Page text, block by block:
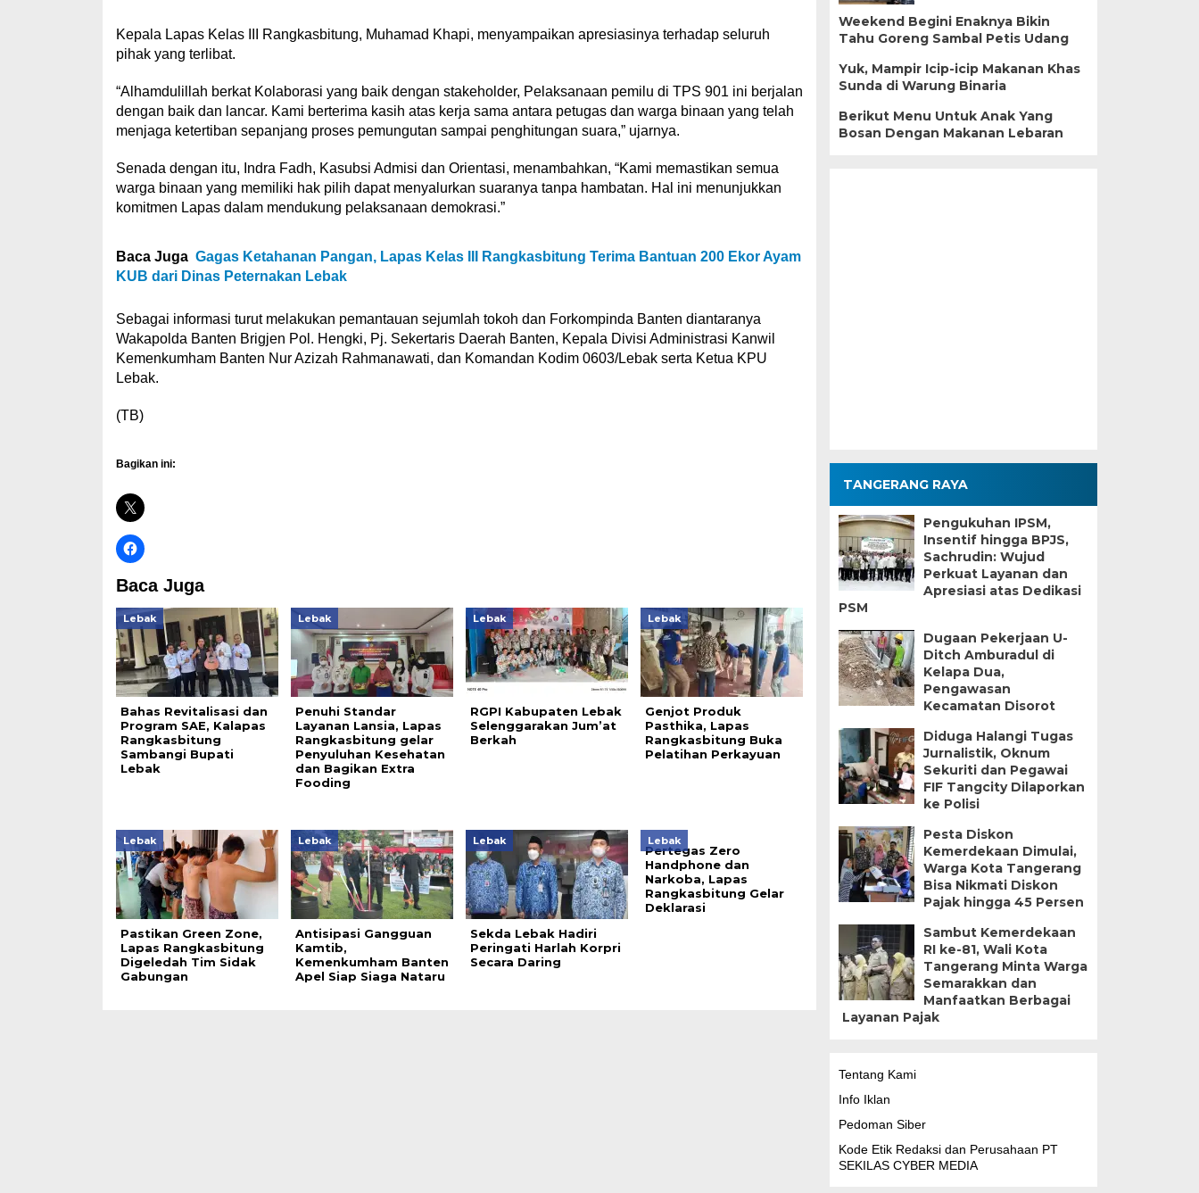
Kepala Lapas Kelas III Rangkasbitung, Muhamad Khapi, menyampaikan apresiasinya terhadap seluruh
pihak yang terlibat.
“Alhamdulillah berkat Kolaborasi yang baik dengan stakeholder, Pelaksanaan pemilu di TPS 901 ini berjalan
dengan baik dan lancar. Kami berterima kasih atas kerja sama antara petugas dan warga binaan yang telah
menjaga ketertiban sepanjang proses pemungutan sampai penghitungan suara,” ujarnya.
Senada dengan itu, Indra Fadh, Kasubsi Admisi dan Orientasi, menambahkan, “Kami memastikan semua
warga binaan yang memiliki hak pilih dapat menyalurkan suaranya tanpa hambatan. Hal ini menunjukkan
komitmen Lapas dalam mendukung pelaksanaan demokrasi.”
Baca Juga Gagas Ketahanan Pangan, Lapas Kelas III Rangkasbitung Terima Bantuan 200 Ekor Ayam
KUB dari Dinas Peternakan Lebak
Sebagai informasi turut melakukan pemantauan sejumlah tokoh dan Forkompinda Banten diantaranya
Wakapolda Banten Brigjen Pol. Hengki, Pj. Sekertaris Daerah Banten, Kepala Divisi Administrasi Kanwil
Kemenkumham Banten Nur Azizah Rahmanawati, dan Komandan Kodim 0603/Lebak serta Ketua KPU
Lebak.
(TB)
Bagikan ini:
Baca Juga
Lebak
Bahas Revitalisasi dan
Program SAE, Kalapas
Rangkasbitung
Sambangi Bupati
Lebak
Lebak
Penuhi Standar
Layanan Lansia, Lapas
Rangkasbitung gelar
Penyuluhan Kesehatan
dan Bagikan Extra
Fooding
Lebak
RGPI Kabupaten Lebak
Selenggarakan Jum’at
Berkah
Lebak
Genjot Produk
Pasthika, Lapas
Rangkasbitung Buka
Pelatihan Perkayuan
Lebak
Pastikan Green Zone,
Lapas Rangkasbitung
Digeledah Tim Sidak
Gabungan
Lebak
Antisipasi Gangguan
Kamtib,
Kemenkumham Banten
Apel Siap Siaga Nataru
Lebak
Sekda Lebak Hadiri
Peringati Harlah Korpri
Secara Daring
Lebak
Pertegas Zero
Handphone dan
Narkoba, Lapas
Rangkasbitung Gelar
Deklarasi
Weekend Begini Enaknya Bikin
Tahu Goreng Sambal Petis Udang
Yuk, Mampir Icip-icip Makanan Khas
Sunda di Warung Binaria
Berikut Menu Untuk Anak Yang
Bosan Dengan Makanan Lebaran
TANGERANG RAYA
Pengukuhan IPSM,
Insentif hingga BPJS,
Sachrudin: Wujud
Perkuat Layanan dan
Apresiasi atas Dedikasi
PSM
Dugaan Pekerjaan U-
Ditch Amburadul di
Kelapa Dua,
Pengawasan
Kecamatan Disorot
Diduga Halangi Tugas
Jurnalistik, Oknum
Sekuriti dan Pegawai
FIF Tangcity Dilaporkan
ke Polisi
Pesta Diskon
Kemerdekaan Dimulai,
Warga Kota Tangerang
Bisa Nikmati Diskon
Pajak hingga 45 Persen
Sambut Kemerdekaan
RI ke-81, Wali Kota
Tangerang Minta Warga
Semarakkan dan
Manfaatkan Berbagai
Layanan Pajak
Tentang Kami
Info Iklan
Pedoman Siber
Kode Etik Redaksi dan Perusahaan PT
SEKILAS CYBER MEDIA